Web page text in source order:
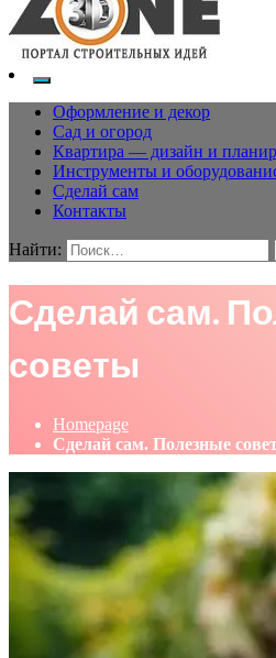
Оформление и декор
Сад и огород
Квартира — дизайн и
Инструменты и
Сделай сам
Контакты
Найти:
Сделай сам.
советы
Homepage
Сделай сам. Полезные